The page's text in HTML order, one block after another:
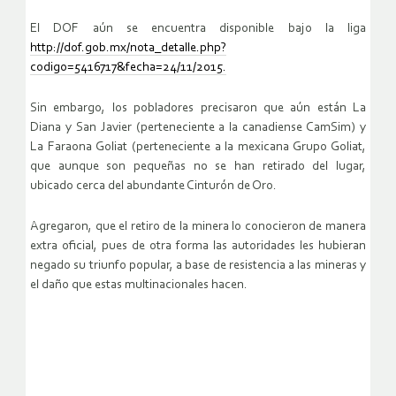
El DOF aún se encuentra disponible bajo la liga
http://dof.gob.mx/nota_detalle.php?
codigo=5416717&fecha=24/11/2015.
Sin embargo, los pobladores precisaron que aún están La
Diana y San Javier (perteneciente a la canadiense CamSim) y
La Faraona Goliat (perteneciente a la mexicana Grupo Goliat,
que aunque son pequeñas no se han retirado del lugar,
ubicado cerca del abundante Cinturón de Oro.
Agregaron, que el retiro de la minera lo conocieron de manera
extra oficial, pues de otra forma las autoridades les hubieran
negado su triunfo popular, a base de resistencia a las mineras y
el daño que estas multinacionales hacen.